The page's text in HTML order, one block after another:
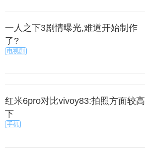
一人之下3剧情曝光,难道开始制作
了?
电视剧
红米6pro对比vivoy83:拍照方面较高
下
手机